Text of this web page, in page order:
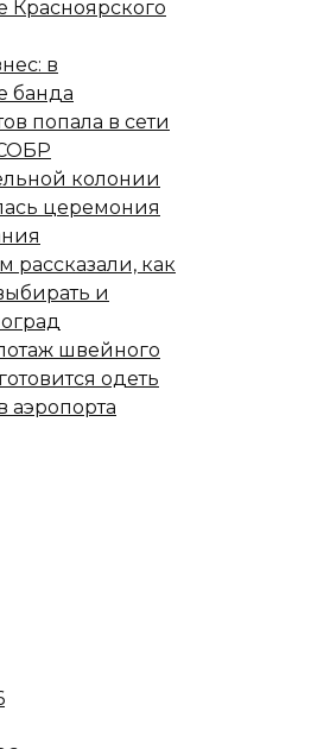
Красноярского
в
банда
попала в сети
колонии
церемония
рассказали, как
и
швейного
одеть
аэропорта